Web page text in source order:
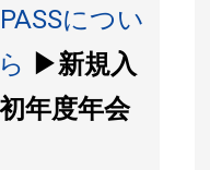
につい
▶新規入
年度年会